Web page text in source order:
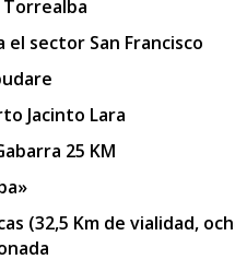
sector San Francisco
Jacinto Lara
25 KM
(32,5 Km de vialidad,